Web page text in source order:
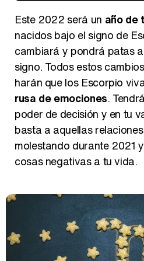
Este 2022 será un año de
nacidos bajo el signo de
cambiará y pondrá patas
signo. Todos estos
harán que los Escorpio
rusa de emociones.
poder de decisión y en tu
basta a aquellas
molestando durante 2021
cosas negativas a tu vida.